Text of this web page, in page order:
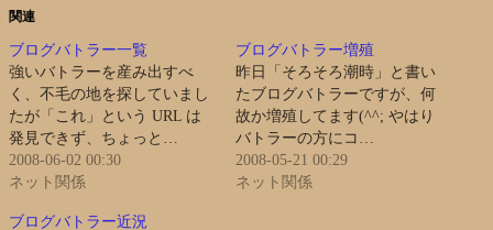
関連
ブログバトラー一覧
強いバトラーを産み出すべ
く、不毛の地を探していまし
たが「これ」という URL は
発見できず、ちょっと…
2008-06-02 00:30
ネット関係
ブログバトラー増殖
昨日「そろそろ潮時」と書い
たブログバトラーですが、何
故か増殖してます(^^; やはり
バトラーの方にコ…
2008-05-21 00:29
ネット関係
ブログバトラー近況